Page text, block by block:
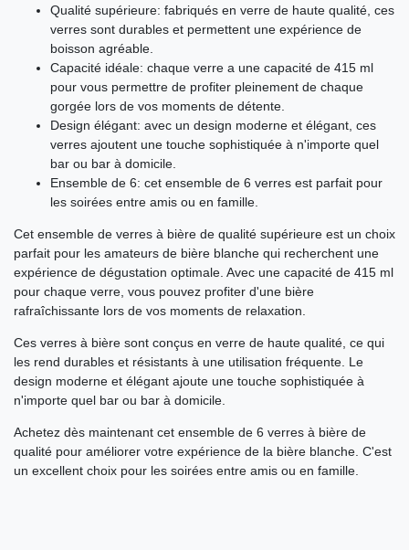
Qualité supérieure: fabriqués en verre de haute qualité, ces
verres sont durables et permettent une expérience de
boisson agréable.
Capacité idéale: chaque verre a une capacité de 415 ml
pour vous permettre de profiter pleinement de chaque
gorgée lors de vos moments de détente.
Design élégant: avec un design moderne et élégant, ces
verres ajoutent une touche sophistiquée à n'importe quel
bar ou bar à domicile.
Ensemble de 6: cet ensemble de 6 verres est parfait pour
les soirées entre amis ou en famille.
Cet ensemble de verres à bière de qualité supérieure est un choix
parfait pour les amateurs de bière blanche qui recherchent une
expérience de dégustation optimale. Avec une capacité de 415 ml
pour chaque verre, vous pouvez profiter d'une bière
rafraîchissante lors de vos moments de relaxation.
Ces verres à bière sont conçus en verre de haute qualité, ce qui
les rend durables et résistants à une utilisation fréquente. Le
design moderne et élégant ajoute une touche sophistiquée à
n'importe quel bar ou bar à domicile.
Achetez dès maintenant cet ensemble de 6 verres à bière de
qualité pour améliorer votre expérience de la bière blanche. C'est
un excellent choix pour les soirées entre amis ou en famille.